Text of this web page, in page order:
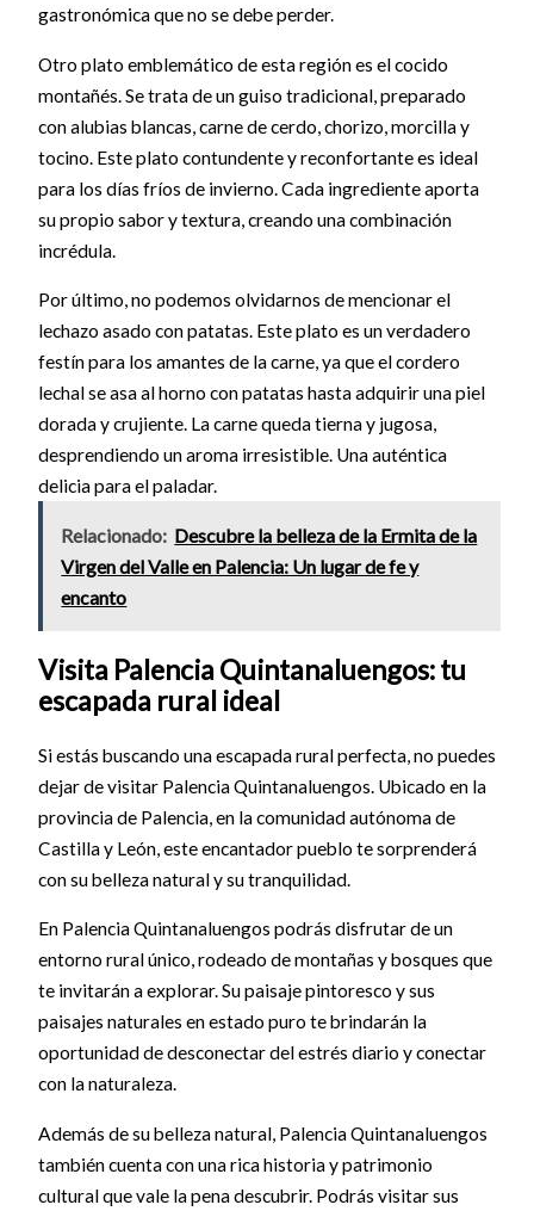
gastronómica que no se debe perder.
Otro plato emblemático de esta región es el cocido
montañés. Se trata de un guiso tradicional, preparado
con alubias blancas, carne de cerdo, chorizo, morcilla y
tocino. Este plato contundente y reconfortante es ideal
para los días fríos de invierno. Cada ingrediente aporta
su propio sabor y textura, creando una combinación
incrédula.
Por último, no podemos olvidarnos de mencionar el
lechazo asado con patatas. Este plato es un verdadero
festín para los amantes de la carne, ya que el cordero
lechal se asa al horno con patatas hasta adquirir una piel
dorada y crujiente. La carne queda tierna y jugosa,
desprendiendo un aroma irresistible. Una auténtica
delicia para el paladar.
Relacionado: Descubre la belleza de la Ermita de la
Virgen del Valle en Palencia: Un lugar de fe y
encanto
Visita Palencia Quintanaluengos: tu
escapada rural ideal
Si estás buscando una escapada rural perfecta, no puedes
dejar de visitar Palencia Quintanaluengos. Ubicado en la
provincia de Palencia, en la comunidad autónoma de
Castilla y León, este encantador pueblo te sorprenderá
con su belleza natural y su tranquilidad.
En Palencia Quintanaluengos podrás disfrutar de un
entorno rural único, rodeado de montañas y bosques que
te invitarán a explorar. Su paisaje pintoresco y sus
paisajes naturales en estado puro te brindarán la
oportunidad de desconectar del estrés diario y conectar
con la naturaleza.
Además de su belleza natural, Palencia Quintanaluengos
también cuenta con una rica historia y patrimonio
cultural que vale la pena descubrir. Podrás visitar sus